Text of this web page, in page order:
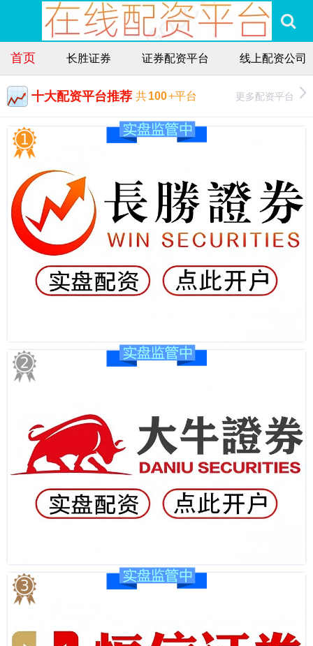
首页 长胜证券 证券配资平台 线上配资公司
十大配资平台推荐 共100+平台 更多配资平台